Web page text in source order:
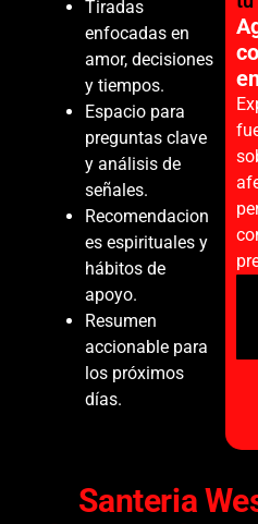
Tiradas
enfocadas en
amor, decisiones
y tiempos.
Espacio para
preguntas clave
y análisis de
señales.
Recomendacion
es espirituales y
hábitos de
apoyo.
Resumen
accionable para
los próximos
días.
Santeria